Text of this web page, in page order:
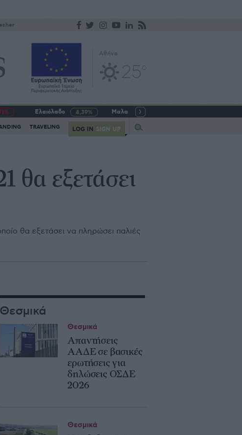
Ελαιόλαδο 4,39% Μαλακό σιτάρι
TRAVELING LOG IN SIGN UP
θα εξετάσει
θα εξετάσει να πληρώσει παλιές
Θεσμικά
Απαντήσεις
ΑΑΔΕ σε βασικές
ερωτήσεις για
δηλώσεις ΟΣΔΕ
2026
Θεσμικά
Θεσμικά